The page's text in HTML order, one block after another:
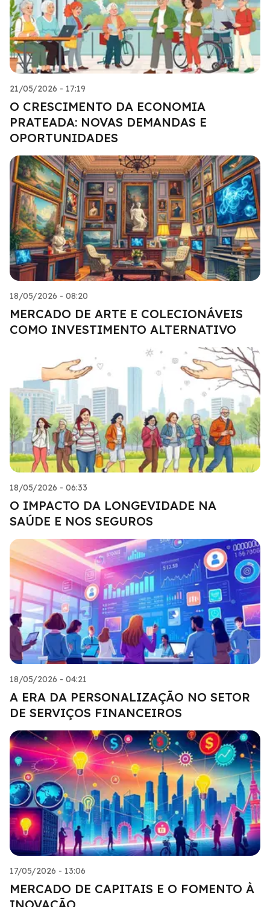
21/05/2026 - 17:19
O CRESCIMENTO DA ECONOMIA
PRATEADA: NOVAS DEMANDAS E
OPORTUNIDADES
18/05/2026 - 08:20
MERCADO DE ARTE E COLECIONÁVEIS
COMO INVESTIMENTO ALTERNATIVO
18/05/2026 - 06:33
O IMPACTO DA LONGEVIDADE NA
SAÚDE E NOS SEGUROS
18/05/2026 - 04:21
A ERA DA PERSONALIZAÇÃO NO SETOR
DE SERVIÇOS FINANCEIROS
17/05/2026 - 13:06
MERCADO DE CAPITAIS E O FOMENTO À